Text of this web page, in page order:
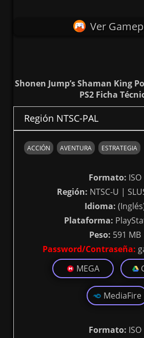
Ver
Shonen Jump’s Shaman King
PS2 Ficha
Región NTSC-PAL
ACCIÓN AVENTURA ESTRATEGIA
Formato: ISO
Región: NTSC-U |
Idioma:
Plataforma:
Peso: 591 MB
Password/Contraseña:
MEGA
MediaFire
Formato: ISO